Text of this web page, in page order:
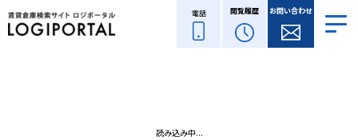
電話 閲覧履歴 お問い合わせ
読み込み中...